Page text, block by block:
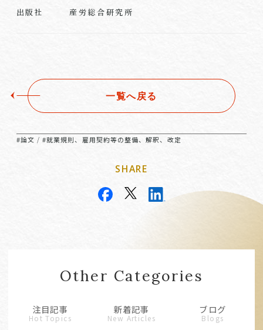
出版社 産労総合研究所
一覧へ戻る
#論文 /#就業規則、雇用契約等の整備、解釈、改定
SHARE
Other Categories
注目記事
Hot Topics
新着記事
New Articles
ブログ
Blogs